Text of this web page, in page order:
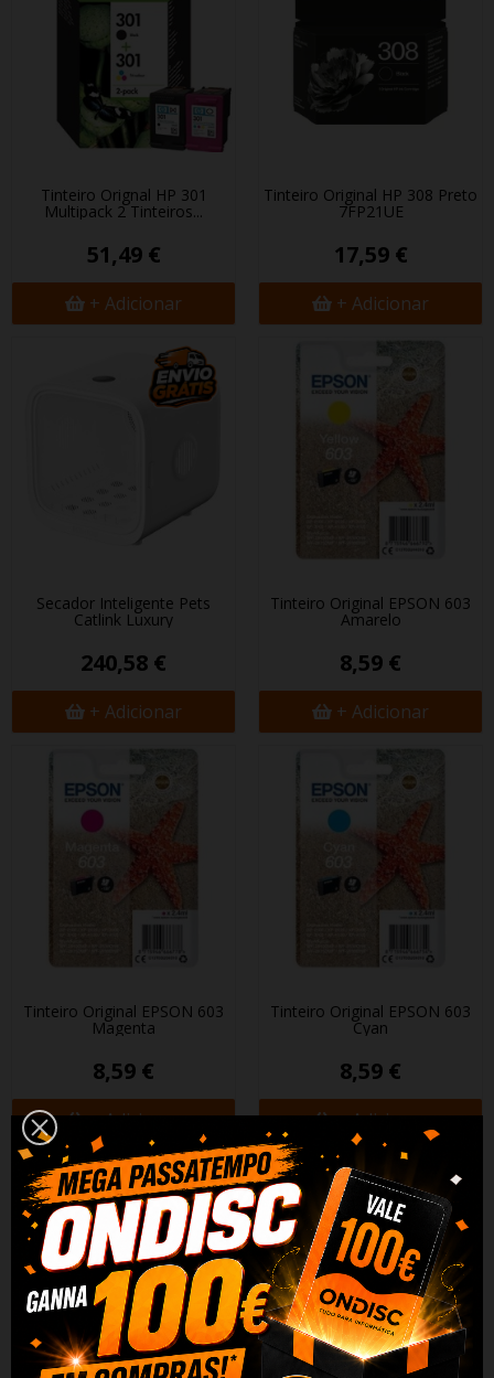
Tinteiro Orignal HP 301
Multipack 2 Tinteiros...
51,49 €
+ Adicionar
Tinteiro Original HP 308 Preto
7FP21UE
17,59 €
+ Adicionar
Secador Inteligente Pets
Catlink Luxury
240,58 €
+ Adicionar
Tinteiro Original EPSON 603
Amarelo
8,59 €
+ Adicionar
Tinteiro Original EPSON 603
Magenta
8,59 €
+ Adicionar
Tinteiro Original EPSON 603
Cyan
8,59 €
+ Adicionar